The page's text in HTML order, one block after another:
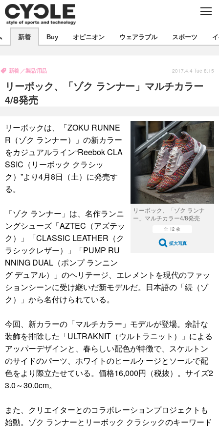
C
E
製品/用品
飲食
バックナンバー
コラム
インプレ
ボイス
デバイス
ビジネス
国内
スポーツ
選手
写真
動画
試乗会
スポーツ
ツアー
文化
芸能
出版／映画
話題
ファッション
写真
動画
ライフ
社会
政治
新着 Buy オピニオン ウェアラブル スポーツ
リーボック、「ゾク ランナー」マルチカラー
4/8発売
新着 製品/用品 2017.4.4 Tue 8:15
リーボック、「ゾク ランナ
ー」マルチカラー4/8発売
全 12 枚
拡大写真
リーボックは、「ZOKU RUNNE
R（ゾク ランナー）」の新カラー
をカジュアルライン“Reebok CLA
SSIC（リーボック クラシッ
ク）”より4月8日（土）に発売す
る。
「ゾク ランナー」は、名作ランニ
ングシューズ「AZTEC（アズテッ
ク）」「CLASSIC LEATHER（ク
ラシックレザー）」「PUMP RU
NNING DUAL（ポンプ ランニン
グ デュアル）」のヘリテージ、エレメントを現代のファッ
ションシーンに受け継いだ新モデルだ。日本語の「続（ゾ
ク）」から名付けられている。
今回、新カラーの「マルチカラー」モデルが登場。余計な
装飾を排除した「ULTRAKNIT（ウルトラニット）」による
アッパーデザインと、春らしい配色が特徴で、スケルトン
のサイドのパーツ、ホワイトのヒールケージとソールで配
色をより際立たせている。価格16,000円（税抜）。サイズ2
3.0～30.0cm。
また、クリエイターとのコラボレーションプロジェクトも
始動。ゾク ランナーとリーボック クラシックのキーワード